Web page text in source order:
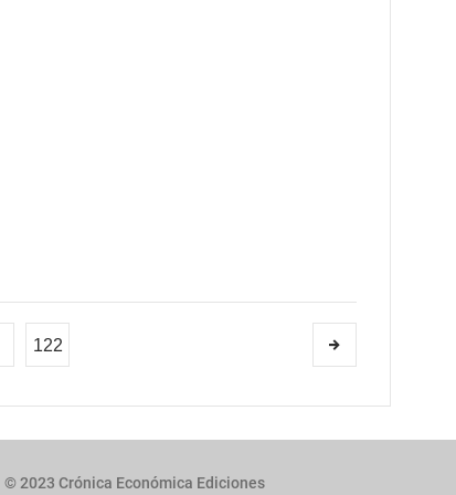
122
© 2023 Crónica Económica Ediciones